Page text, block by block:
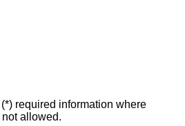
required information where
allowed.